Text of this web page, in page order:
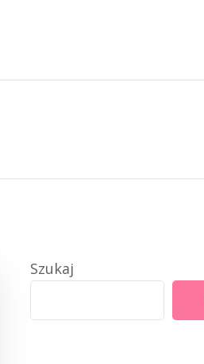
Szukaj